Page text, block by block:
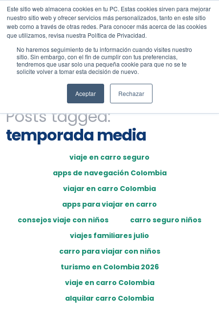
Este sitio web almacena cookies en tu PC. Estas cookies sirven para mejorar
nuestro sitio web y ofrecer servicios más personalizados, tanto en este sitio
web como a través de otras redes. Para conocer más acerca de las cookies
que utilizamos, revisa nuestra Política de Privacidad.
No haremos seguimiento de tu información cuando visites nuestro
sitio. Sin embargo, con el fin de cumplir con tus preferencias,
tendremos que usar solo una pequeña cookie para que no se te
solicite volver a tomar esta decisión de nuevo.
Aceptar Rechazar
Posts tagged:
temporada media
viaje en carro seguro
apps de navegación Colombia
viajar en carro Colombia
apps para viajar en carro
consejos viaje con niños
carro seguro niños
viajes familiares julio
carro para viajar con niños
turismo en Colombia 2026
viaje en carro Colombia
alquilar carro Colombia